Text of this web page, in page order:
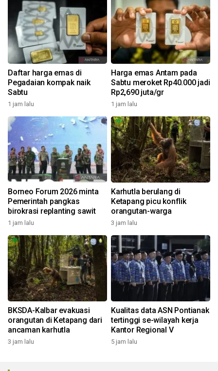
Daftar harga emas di
Pegadaian kompak naik
Sabtu
1 jam lalu
Harga emas Antam pada
Sabtu meroket Rp40.000 jadi
Rp2,690 juta/gr
1 jam lalu
Borneo Forum 2026 minta
Pemerintah pangkas
birokrasi replanting sawit
1 jam lalu
Karhutla berulang di
Ketapang picu konflik
orangutan-warga
3 jam lalu
BKSDA-Kalbar evakuasi
orangutan di Ketapang dari
ancaman karhutla
3 jam lalu
Kualitas data ASN Pontianak
tertinggi se-wilayah kerja
Kantor Regional V
5 jam lalu